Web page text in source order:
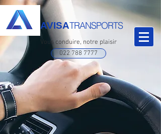
AVISATRANSPORTS
Vous conduire, notre plaisir
022 788 7777